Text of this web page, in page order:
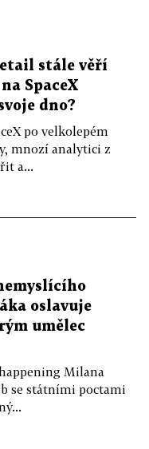
stále věří
SpaceX
dno?
po velkolepém
mnozí analytici z
a...
oslavuje
umělec
Milana
se státními poctami